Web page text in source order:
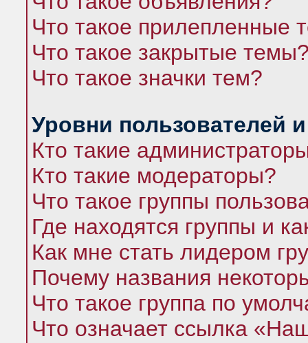
Что такое прилепленные
Что такое закрытые
Что такое значки тем?
Уровни пользователей
Кто такие
Кто такие модераторы?
Что такое группы
Где находятся группы и
Как мне стать лидером
Почему названия
Что такое группа по
Что означает ссылка